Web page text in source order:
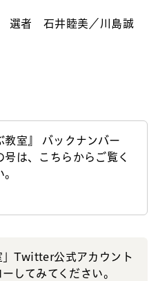
者 石井睦美／川島誠
教室』 バックナンバー
号は、こちらからご覧く
」Twitter公式アカウント
してみてください。